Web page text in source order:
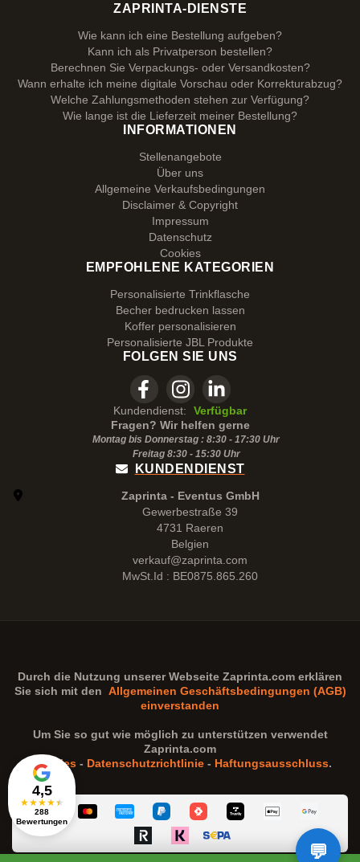
4,5
★★★★★
288
Bewertungen
ZAPRINTA-DIENSTE
Wie kann ich eine Bestellung aufgeben?
Kann ich als Privatperson bestellen?
Berechnen Sie Verpackungs- oder Versandkosten?
Wann erhalte ich meine digitale Vorschau oder Korrekturabzug?
Welche Zahlungsmethoden stehen zur Verfügung?
Wie lange ist die Lieferzeit meiner Bestellung?
INFORMATIONEN
Stellenangebote
Über uns
Allgemeine Verkaufsbedingungen
Disclaimer & Copyright
Impressum
Datenschutz
Cookies
EMPFOHLENE KATEGORIEN
Personalisierte Trinkflasche
Becher bedrucken lassen
Koffer personalisieren
Personalisierte JBL Produkte
FOLGEN SIE UNS
Kundendienst:
Verfügbar
Fragen? Wir helfen gerne
Montag bis Donnerstag : 8:30 - 17:30 Uhr
Freitag 8:30 - 15:30Uhr
KUNDENDIENST
Zaprinta - Eventus GmbH
Gewerbestraße 39
4731 Raeren
Belgien
verkauf@zaprinta.com
MwSt.Id : BE0875.865.260
Durch die Nutzung unserer Webseite Zaprinta.com erklären
Sie sich mit den Allgemeinen Geschäftsbedingungen (AGB)
einverstanden
Um Sie so gut wie möglich zu unterstützen verwendet
Zaprinta.com
Cookies - Datenschutzrichtlinie - Haftungsausschluss.